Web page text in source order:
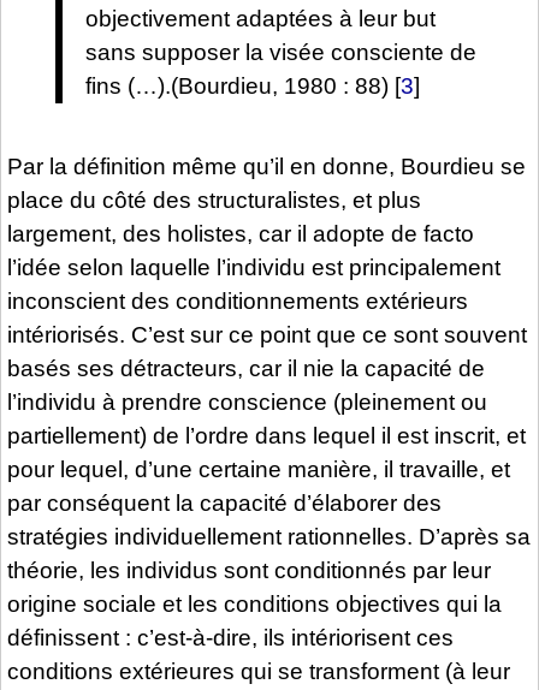
objectivement adaptées à leur but
sans supposer la visée consciente de
fins (…).(Bourdieu, 1980 : 88)[3]
Par la définition même qu’il en donne, Bourdieu se
place du côté des structuralistes, et plus
largement, des holistes, car il adopte de facto
l’idée selon laquelle l’individu est principalement
inconscient des conditionnements extérieurs
intériorisés. C’est sur ce point que ce sont souvent
basés ses détracteurs, car il nie la capacité de
l’individu à prendre conscience (pleinement ou
partiellement) de l’ordre dans lequel il est inscrit, et
pour lequel, d’une certaine manière, il travaille, et
par conséquent la capacité d’élaborer des
stratégies individuellement rationnelles. D’après sa
théorie, les individus sont conditionnés par leur
origine sociale et les conditions objectives qui la
définissent : c’est-à-dire, ils intériorisent ces
conditions extérieures qui se transforment (à leur